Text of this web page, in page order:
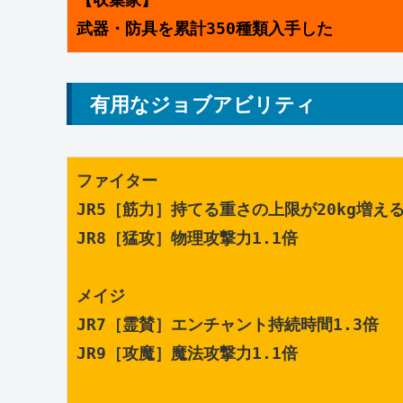
武器・防具を累計350種類入手した
有用なジョブアビリティ
ファイター
JR5［筋力］持てる重さの上限が20kg増え
JR8［猛攻］物理攻撃力1.1倍
メイジ
JR7［霊賛］エンチャント持続時間1.3倍
JR9［攻魔］魔法攻撃力1.1倍